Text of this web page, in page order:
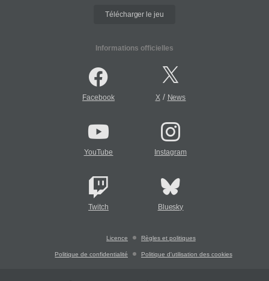
Télécharger le jeu
Informations officielles
Facebook X/ News
YouTube Instagram
Twitch Bluesky
Licence Règles et politiques
Politique de confidentialité Politique d'utilisation des cookies